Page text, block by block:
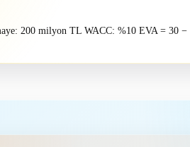
200 milyon TL WACC: %10 EVA = 30